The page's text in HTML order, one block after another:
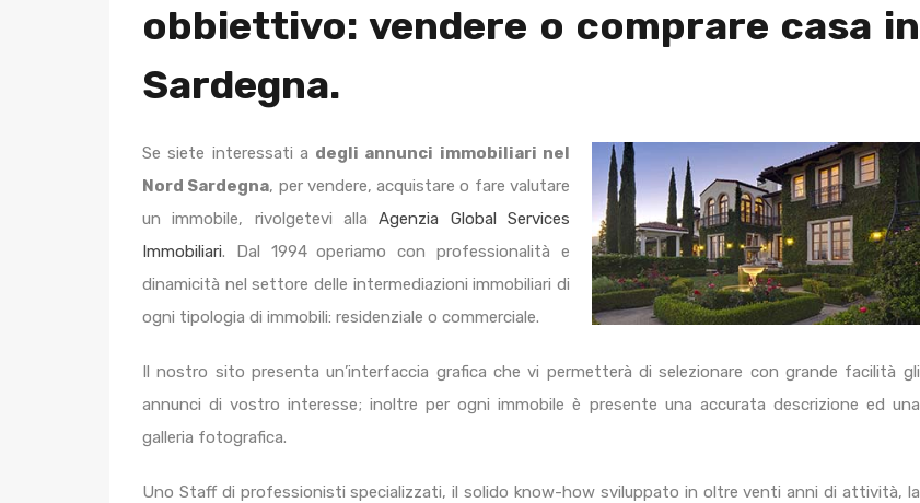
obbiettivo: vendere o comprare casa in
Sardegna.
Se siete interessati a degli annunci immobiliari nel
Nord Sardegna, per vendere, acquistare o fare valutare
un immobile, rivolgetevi allaAgenzia Global Services
Immobiliari. Dal 1994 operiamo con professionalità e
dinamicità nel settore delle intermediazioni immobiliari di
ogni tipologia di immobili: residenziale o commerciale.
Il nostro sito presenta un’interfaccia grafica che vi permetterà di selezionare con grande facilità gli
annunci di vostro interesse; inoltre per ogni immobile è presente una accurata descrizione ed una
galleria fotografica.
Uno Staff di professionisti specializzati, il solido know-how sviluppato in oltre venti anni di attività, la